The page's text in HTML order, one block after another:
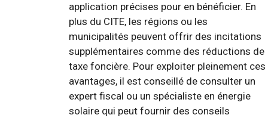
application précises pour en bénéficier. En
plus du CITE, les régions ou les
municipalités peuvent offrir des incitations
supplémentaires comme des réductions de
taxe foncière. Pour exploiter pleinement ces
avantages, il est conseillé de consulter un
expert fiscal ou un spécialiste en énergie
solaire qui peut fournir des conseils